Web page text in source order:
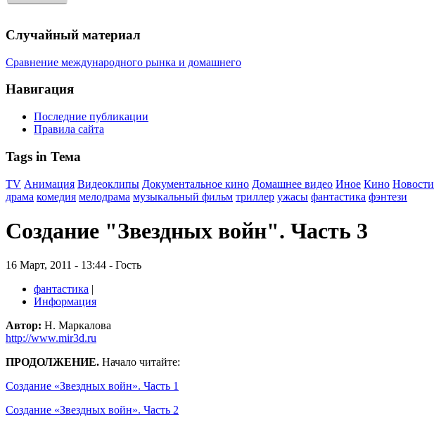
Случайный материал
Сравнение международного рынка и домашнего
Навигация
Последние публикации
Правила сайта
Tags in Тема
TV Анимация Видеоклипы Документальное кино Домашнее видео Иное Кино Новости
драма комедия мелодрама музыкальный фильм триллер ужасы фантастика фэнтези
Создание "Звездных войн". Часть 3
16 Март, 2011 - 13:44 - Гость
фантастика |
Информация
Автор: Н. Маркалова
http://www.mir3d.ru
ПРОДОЛЖЕНИЕ. Начало читайте:
Создание «Звездных войн». Часть 1
Создание «Звездных войн». Часть 2